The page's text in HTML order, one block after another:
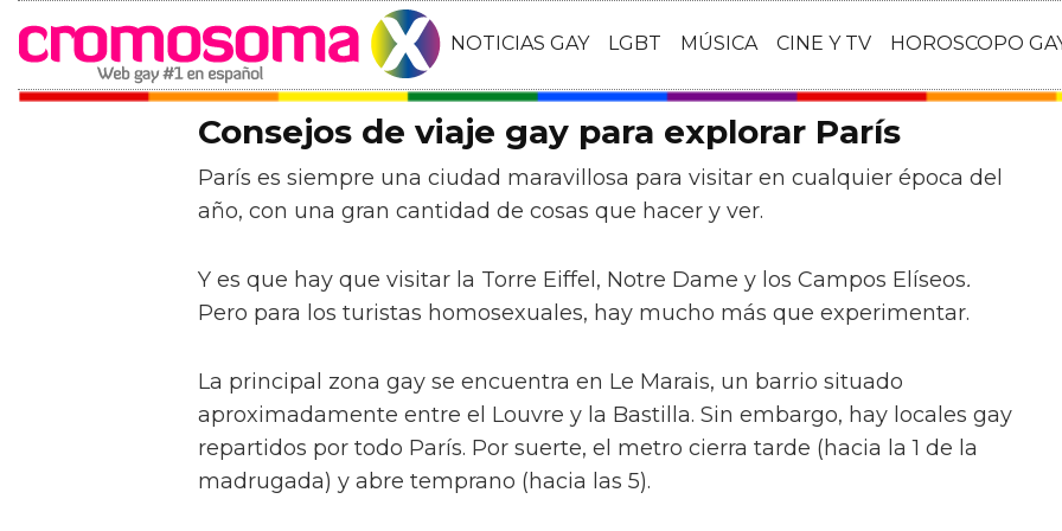
NOTICIAS GAY LGBT MÚSICA CINE Y TV HOROSCOPO
Consejos de viaje gay para explorar París
París es siempre una ciudad maravillosa para visitar en cualquier época del
año, con una gran cantidad de cosas que hacer y ver.
Y es que hay que visitar la Torre Eiffel, Notre Dame y los Campos Elíseos.
Pero para los turistas homosexuales, hay mucho más que experimentar.
La principal zona gay se encuentra en Le Marais, un barrio situado
aproximadamente entre el Louvre y la Bastilla. Sin embargo, hay locales gay
repartidos por todo París. Por suerte, el metro cierra tarde (hacia la 1 de la
madrugada) y abre temprano (hacia las 5).